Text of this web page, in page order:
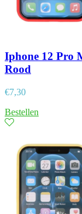
Iphone 12 Pro
Rood
€7,30
Bestellen